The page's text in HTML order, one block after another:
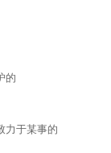
的
力于某事的